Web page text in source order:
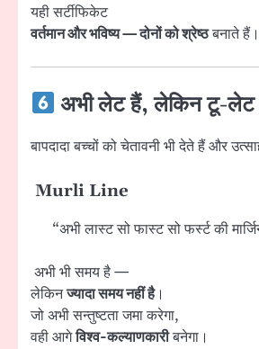
यही सर्टीफिकेट
वर्तमान और भविष्य — दोनों को श्रेष्ठबनाते हैं।
अभी लेट हैं, लेकिन टू-लेट
बापदादा बच्चों को चेतावनी भी देते हैं और
Murli Line
“अभी लास्ट सो फास्ट सो फर्स्ट की
अभी भी समय है —
लेकिनज्यादा समय नहीं है।
जो अभी सन्तुष्टता जमा करेगा,
वही आगेविश्व-कल्याणकारीबनेगा।